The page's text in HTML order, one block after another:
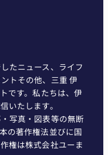
たニュース、ライフ
トその他、三重 伊
です。私たちは、伊
いたします。
写真・図表等の無断
の著作権法並びに国
権は株式会社ユーま